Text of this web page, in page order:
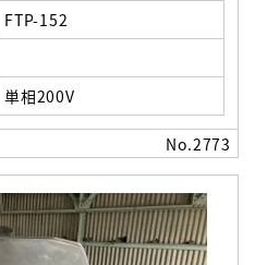
FTP-152
単相200V
No.2773